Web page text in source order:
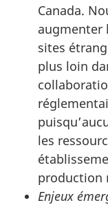
Canada.
augmenter
sites
plus loin
les
production
Enjeux